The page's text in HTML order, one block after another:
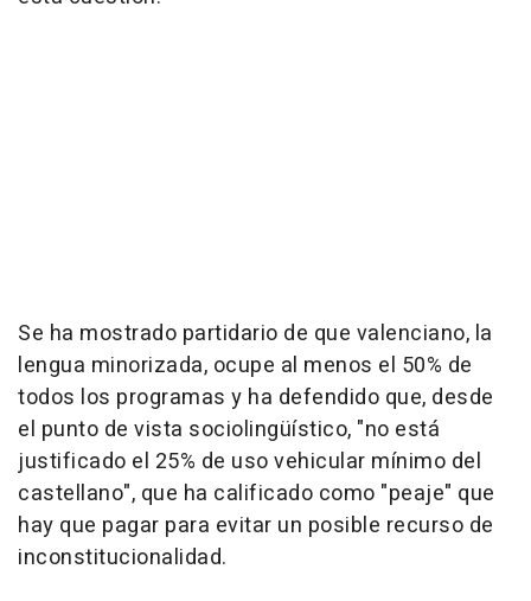
Se ha mostrado partidario de que valenciano, la
lengua minorizada, ocupe al menos el 50% de
todos los programas y ha defendido que, desde
el punto de vista sociolingüístico, "no está
justificado el 25% de uso vehicular mínimo del
castellano", que ha calificado como "peaje" que
hay que pagar para evitar un posible recurso de
inconstitucionalidad.